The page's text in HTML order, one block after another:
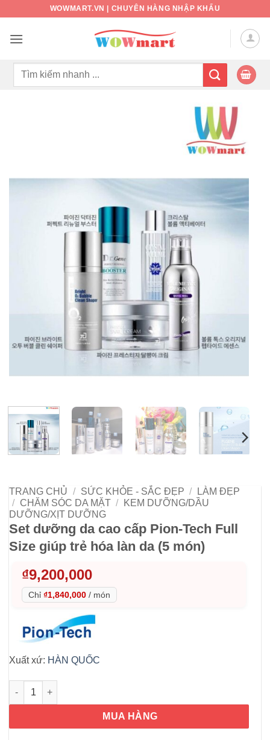
nội
WOWMART.VN | CHUYÊN HÀNG NHẬP KHẨU
Tìm
TRANG CHỦ / SỨC KHỎE - SẮC ĐẸP /
LÀM ĐẸP
/
CHĂM SÓC DA MẶT /
KEM DƯỠNG/DẦU
DƯỠNG/XỊT DƯỠNG
Set dưỡng da cao cấp Pion-Tech Full
Size giúp trẻ hóa làn da (5 món)
₫9,200,000
Chỉ ₫1,840,000 / món
Xuất xứ: HÀN QUỐC
Set dưỡng da cao cấp Pion-Tech Full Size giúp trẻ hóa làn da
MUA HÀNG